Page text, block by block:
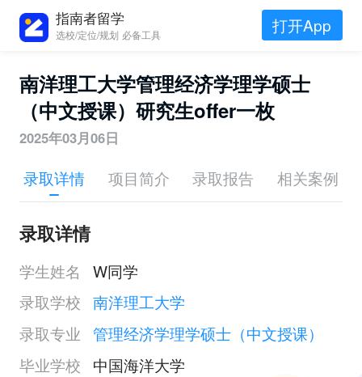
指南者留学
选校/定位/规划 必备工具 打开App
南洋理工大学管理经济学理学硕士
（中文授课）研究生offer一枚
2025年03月06日
录取详情 项目简介 录取报告 相关案例
录取详情
学生姓名
W同学
录取学校 南洋理工大学
录取专业 管理经济学理学硕士（中文授课）
毕业学校
中国海洋大学